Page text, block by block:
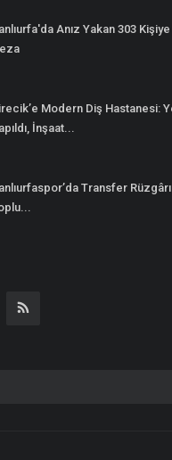
Anız Yakan 303
Modern Diş Hastanesi:
İnşaat...
Transfer